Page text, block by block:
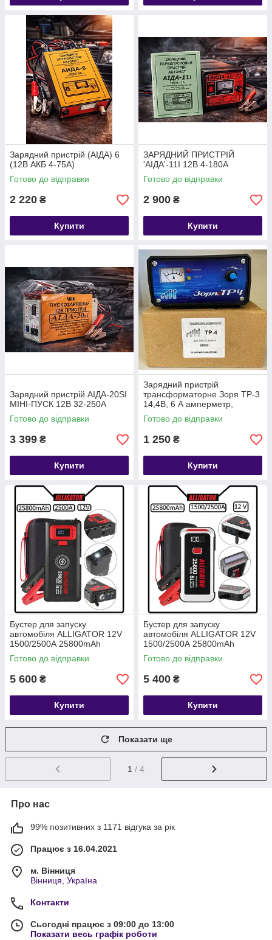
Зарядний пристрій (АІДА) 6
(12В АКБ 4-75А)
Готово до відправки
2 220 ₴
Купити
ЗАРЯДНИЙ ПРИСТРІЙ
'АІДА'-11I 12В 4-180А
Готово до відправки
2 900 ₴
Купити
Зарядний пристрій АІДА-20SI
МІНІ-ПУСК 12В 32-250А
Готово до відправки
3 399 ₴
Купити
Зарядний пристрій
трансформаторне Зоря ТР-3
14,4В, 6 А амперметр,
індикатор і регулювання
заряду
Готово до відправки
1 250 ₴
Купити
Бустер для запуску
автомобіля ALLIGATOR 12V
1500/2500А 25800mAh
Готово до відправки
5 600 ₴
Купити
Бустер для запуску
автомобіля ALLIGATOR 12V
1500/2500А 25800mAh
Готово до відправки
5 400 ₴
Купити
Показати ще
1 / 4
Про нас
99% позитивних з 1171 відгука за рік
Працює з 16.04.2021
м. Вінниця
Вінниця, Україна
Контакти
Сьогодні працює з 09:00 до 13:00
Показати весь графік роботи